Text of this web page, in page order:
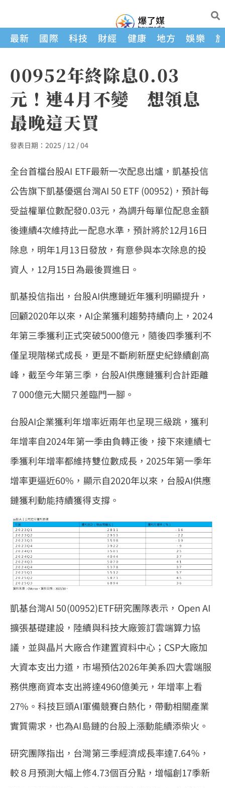
最新 國際 科技 財經 健康 地方 娛樂
00952年終除息0.03
元！連4月不變 想領息
最晚這天買
發表日期： 2025 / 12 / 04
全台首檔台股AI ETF最新一次配息出爐，凱基投信
公告旗下凱基優選台灣AI 50 ETF (00952)，預計每
受益權單位數配發0.03元，為調升每單位配息金額
後連續4次維持此一配息水準，預計將於12月16日
除息，明年1月13日發放，有意參與本次除息的投
資人，12月15日為最後買進日。
凱基投信指出，台股AI供應鏈近年獲利明顯提升，
回顧2020年以來，AI企業獲利趨勢持續向上，2024
年第三季獲利正式突破5000億元，隨後四季獲利不
僅呈現階梯式成長，更是不斷刷新歷史紀錄續創高
峰，截至今年第三季，台股AI供應鏈獲利合計距離
７000億元大關只差臨門一腳。
台股AI企業獲利年增率近兩年也呈現三級跳，獲利
年增率自2024年第一季由負轉正後，接下來連續七
季獲利年增率都維持雙位數成長，2025年第一季年
增率更逼近60%，顯示自2020年以來，台股AI供應
鏈獲利動能持續獲得支撐。
凱基台灣AI 50(00952)ETF研究團隊表示，Open AI
擴張基礎建設，陸續與科技大廠簽訂雲端算力協
議，並與晶片大廠合作建置資料中心；CSP大廠加
大資本支出力道，市場預估2026年美系四大雲端服
務供應商資本支出將達4960億美元，年增率上看
27%。科技巨頭AI軍備競賽白熱化，帶動相關產業
實質需求，也為AI島鏈的台股上漲動能續添柴火。
研究團隊指出，台灣第三季經濟成長率達7.64％，
較８月預測大幅上修4.73個百分點，增幅創17季新